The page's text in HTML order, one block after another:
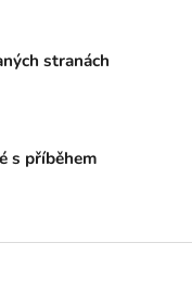
stranách
s příběhem